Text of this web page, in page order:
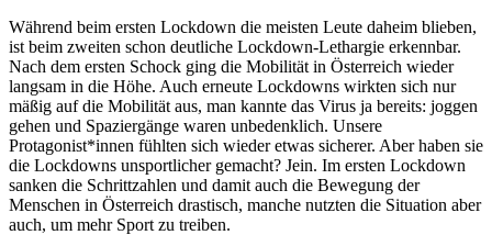
Während beim ersten Lockdown die meisten Leute daheim blieben,
ist beim zweiten schon deutliche Lockdown-Lethargie erkennbar.
Nach dem ersten Schock ging die Mobilität in Österreich wieder
langsam in die Höhe. Auch erneute Lockdowns wirkten sich nur
mäßig auf die Mobilität aus, man kannte das Virus ja bereits: joggen
gehen und Spaziergänge waren unbedenklich. Unsere
Protagonist*innen fühlten sich wieder etwas sicherer. Aber haben sie
die Lockdowns unsportlicher gemacht? Jein. Im ersten Lockdown
sanken die Schrittzahlen und damit auch die Bewegung der
Menschen in Österreich drastisch, manche nutzten die Situation aber
auch, um mehr Sport zu treiben.